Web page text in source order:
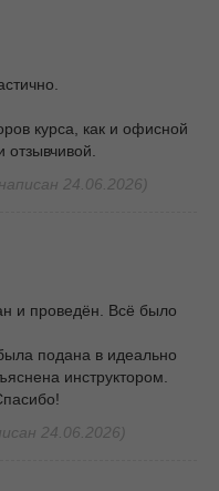
курса, как и офисной
24.06.2026)
и проведён. Всё было
подана в идеально
инструктором.
24.06.2026)